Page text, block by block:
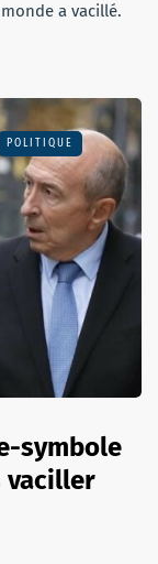
a vacillé.
POLITIQUE
symbole
vaciller